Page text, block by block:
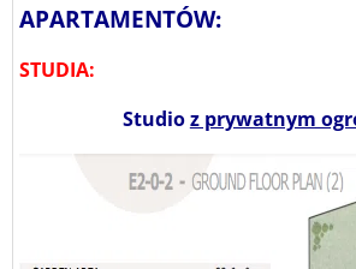
APARTAMENTÓW:
STUDIA:
Studioz prywatnym